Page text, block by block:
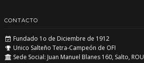
CONTACTO
Fundado 1o de Diciembre de 1912
Unico Salteño Tetra-Campeón de OFI
Sede Social: Juan Manuel Blanes 160, Salto, ROU